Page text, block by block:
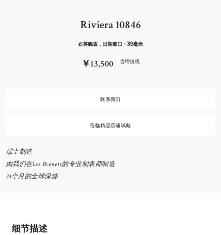
Riviera 10846
石英腕表，日期窗口 - 39毫米
￥13,500 含增值税
联系我们
莅临精品店铺试戴
瑞士制造
由我们在Les Brenets的专业制表师制造
24个月的全球保修
细节描述